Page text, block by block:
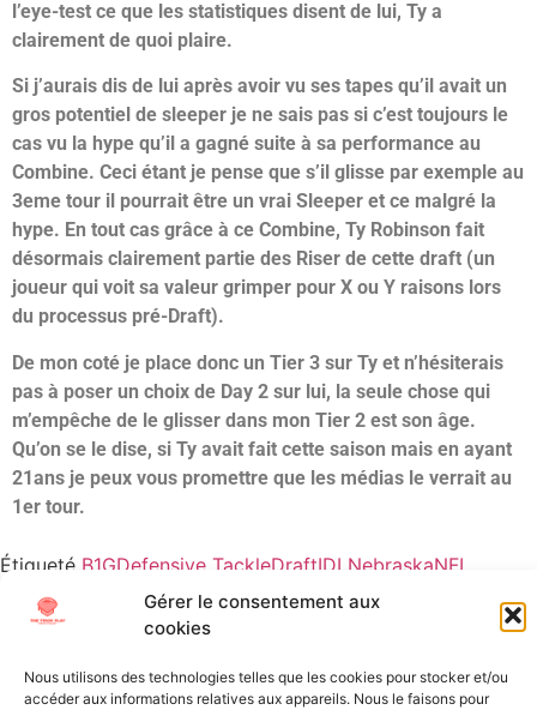
Gérer le consentement aux
cookies
Nous utilisons des technologies telles que les cookies pour stocker et/ou
accéder aux informations relatives aux appareils. Nous le faisons pour
l’eye-test ce que les statistiques disent de lui, Ty a
clairement de quoi plaire.
Si j’aurais dis de lui après avoir vu ses tapes qu’il avait un
gros potentiel de sleeper je ne sais pas si c’est toujours le
cas vu la hype qu’il a gagné suite à sa performance au
Combine. Ceci étant je pense que s’il glisse par exemple au
3eme tour il pourrait être un vrai Sleeper et ce malgré la
hype. En tout cas grâce à ce Combine, Ty Robinson fait
désormais clairement partie des Riser de cette draft (un
joueur qui voit sa valeur grimper pour X ou Y raisons lors
du processus pré-Draft).
De mon coté je place donc un Tier 3 sur Ty et n’hésiterais
pas à poser un choix de Day 2 sur lui, la seule chose qui
m’empêche de le glisser dans mon Tier 2 est son âge.
Qu’on se le dise, si Ty avait fait cette saison mais en ayant
21ans je peux vous promettre que les médias le verrait au
1er tour.
Étiqueté B1GDefensive TackleDraftIDL NebraskaNFL
DraftScouting